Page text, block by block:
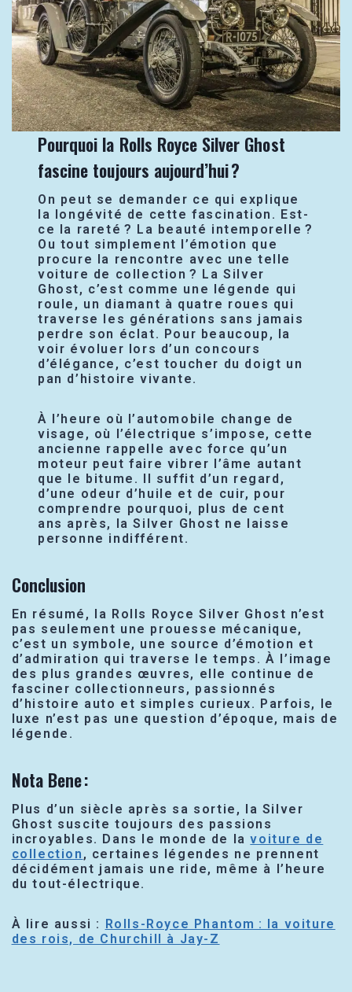
Pourquoi la Rolls Royce Silver Ghost
fascine toujours aujourd’hui ?
On peut se demander ce qui explique
la longévité de cette fascination. Est-
ce la rareté ? La beauté intemporelle ?
Ou tout simplement l’émotion que
procure la rencontre avec une telle
voiture de collection ? La Silver
Ghost, c’est comme une légende qui
roule, un diamant à quatre roues qui
traverse les générations sans jamais
perdre son éclat. Pour beaucoup, la
voir évoluer lors d’un concours
d’élégance, c’est toucher du doigt un
pan d’histoire vivante.
À l’heure où l’automobile change de
visage, où l’électrique s’impose, cette
ancienne rappelle avec force qu’un
moteur peut faire vibrer l’âme autant
que le bitume. Il suffit d’un regard,
d’une odeur d’huile et de cuir, pour
comprendre pourquoi, plus de cent
ans après, la Silver Ghost ne laisse
personne indifférent.
Conclusion
En résumé, la Rolls Royce Silver Ghost n’est
pas seulement une prouesse mécanique,
c’est un symbole, une source d’émotion et
d’admiration qui traverse le temps. À l’image
des plus grandes œuvres, elle continue de
fasciner collectionneurs, passionnés
d’histoire auto et simples curieux. Parfois, le
luxe n’est pas une question d’époque, mais de
légende.
Nota Bene :
Plus d’un siècle après sa sortie, la Silver
Ghost suscite toujours des passions
incroyables. Dans le monde de lavoiture de
collection , certaines légendes ne prennent
décidément jamais une ride, même à l’heure
du tout-électrique.
À lire aussi :
Rolls-Royce Phantom : la voiture
des rois, de Churchill à Jay-Z